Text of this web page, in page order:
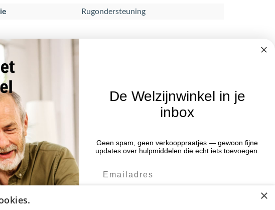
Rugondersteuning
09:00 - 17:00 uur
09:00 - 17:00 uur
09:00 - 17:00 uur
Nieuwsbrief
Blijf op de hoogte van acties en het
voor de nieuwsbrief.
De Welzijnwinkel in je
inbox
Geen spam, geen verkooppraatjes — gewoon fijne
updates over hulpmiddelen die echt iets toevoegen.
×